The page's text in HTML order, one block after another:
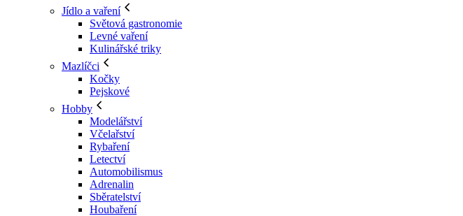
Jídlo a vaření
Světová gastronomie
Levné vaření
Kulinářské triky
Mazlíčci
Kočky
Pejskové
Hobby
Modelářství
Včelařství
Rybaření
Letectví
Automobilismus
Adrenalin
Sběratelství
Houbaření